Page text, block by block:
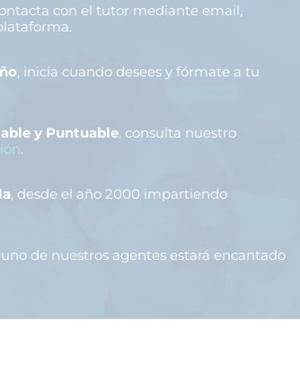
con el tutor mediante email,
, inicia cuando desees y fórmate a tu
y Puntuable, consulta nuestro
.
, desde el año 2000 impartiendo
uno de nuestros agentes estará encantado